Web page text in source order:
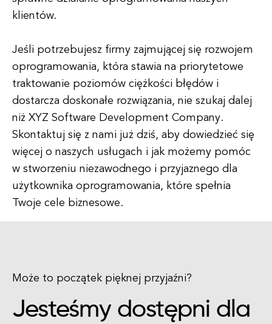
klientów.
Jeśli potrzebujesz firmy zajmującej się rozwojem
oprogramowania, która stawia na priorytetowe
traktowanie poziomów ciężkości błędów i
dostarcza doskonałe rozwiązania, nie szukaj dalej
niż XYZ Software Development Company.
Skontaktuj się z nami już dziś, aby dowiedzieć się
więcej o naszych usługach i jak możemy pomóc
w stworzeniu niezawodnego i przyjaznego dla
użytkownika oprogramowania, które spełnia
Twoje cele biznesowe.
Może to początek pięknej przyjaźni?
Jesteśmy dostępni dla